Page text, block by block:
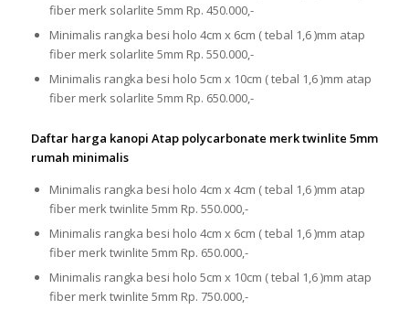
fiber merk solarlite 5mm Rp. 450.000,-
Minimalis rangka besi holo 4cm x 6cm ( tebal 1,6 )mm atap
fiber merk solarlite 5mm Rp. 550.000,-
Minimalis rangka besi holo 5cm x 10cm ( tebal 1,6 )mm atap
fiber merk solarlite 5mm Rp. 650.000,-
Daftar harga kanopi Atap polycarbonate merk twinlite 5mm
rumah minimalis
Minimalis rangka besi holo 4cm x 4cm ( tebal 1,6 )mm atap
fiber merk twinlite 5mm Rp. 550.000,-
Minimalis rangka besi holo 4cm x 6cm ( tebal 1,6 )mm atap
fiber merk twinlite 5mm Rp. 650.000,-
Minimalis rangka besi holo 5cm x 10cm ( tebal 1,6 )mm atap
fiber merk twinlite 5mm Rp. 750.000,-